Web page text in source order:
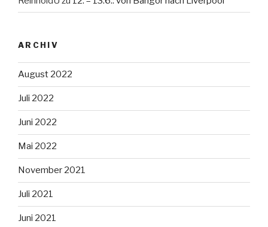
ARCHIV
August 2022
Juli 2022
Juni 2022
Mai 2022
November 2021
Juli 2021
Juni 2021